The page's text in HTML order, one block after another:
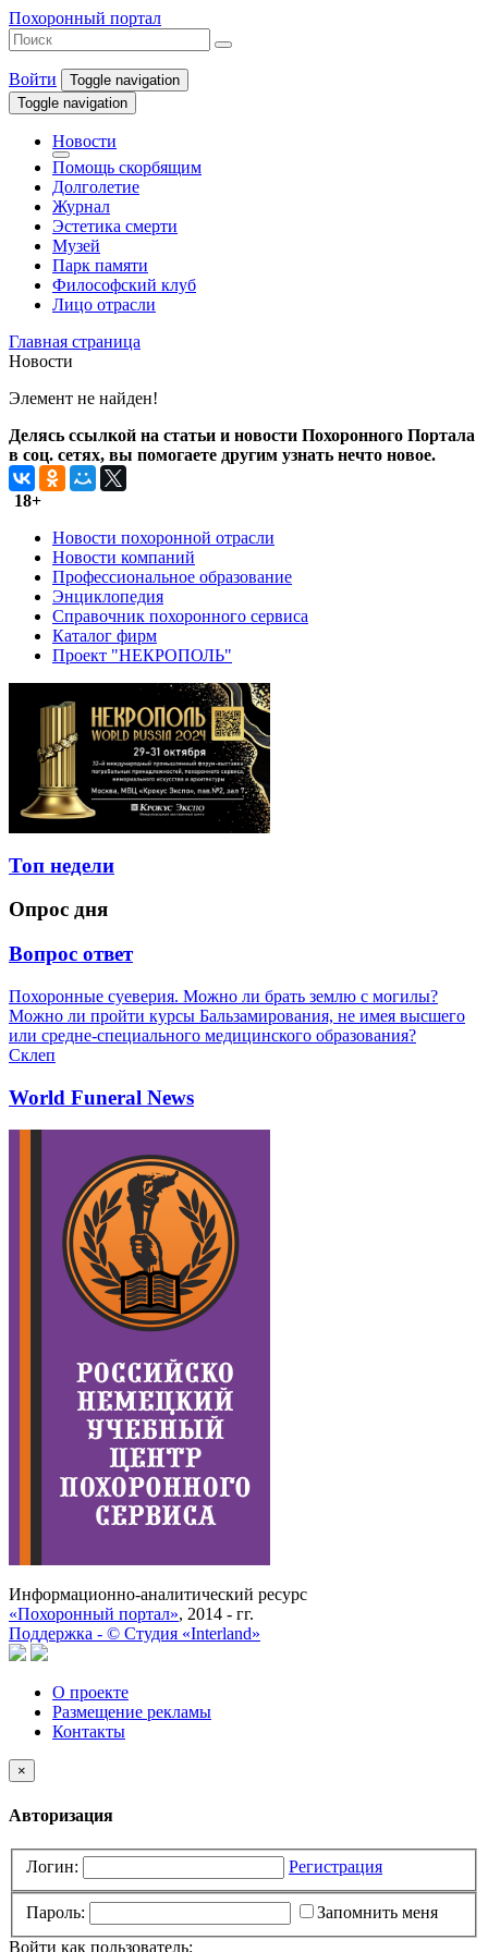
Похоронный портал
Войти
Toggle navigation
Toggle navigation
Новости
Помощь скорбящим
Долголетие
Журнал
Эстетика смерти
Музей
Парк памяти
Философский клуб
Лицо отрасли
Главная страница
Новости
Элемент не найден!
Делясь ссылкой на статьи и новости Похоронного Портала
в соц. сетях, вы помогаете другим узнать нечто новое.
18+
Новости похоронной отрасли
Новости компаний
Профессиональное образование
Энциклопедия
Справочник похоронного сервиса
Каталог фирм
Проект "НЕКРОПОЛЬ"
Топ недели
Опрос дня
Вопрос ответ
Похоронные суеверия. Можно ли брать землю с могилы?
Можно ли пройти курсы Бальзамирования, не имея высшего
или средне-специального медицинского образования?
Склеп
World Funeral News
Информационно-аналитический ресурс
«Похоронный портал», 2014 - гг.
Поддержка - © Cтудия «Interland»
О проекте
Размещение рекламы
Контакты
×
Авторизация
Логин: Регистрация
Пароль:
Запомнить меня
Войти как пользователь: